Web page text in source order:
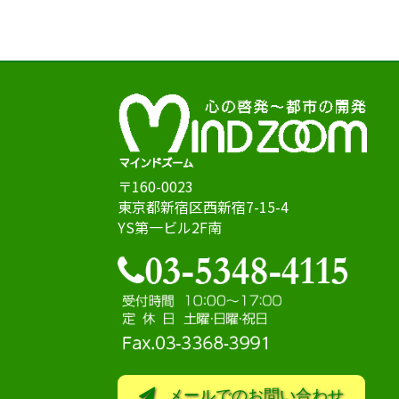
〒160-0023
東京都新宿区西新宿7-15-4
YS第一ビル2F南
メールでのお問い合わせ